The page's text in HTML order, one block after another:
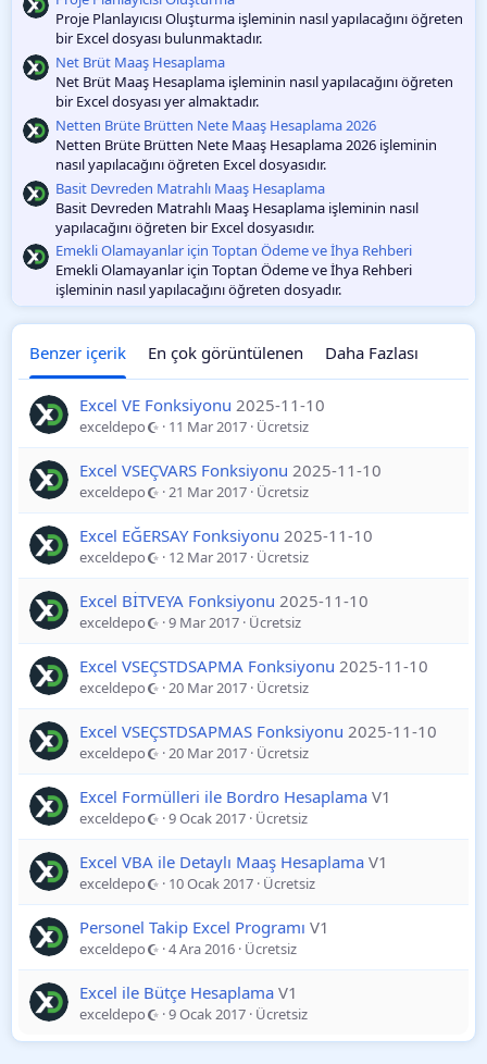
y
l
a
m
a
Proje Planlayıcısı Oluşturma işleminin nasıl yapılacağını öğreten
bir Excel dosyası bulunmaktadır.
Net Brüt Maaş Hesaplama
Net Brüt Maaş Hesaplama işleminin nasıl yapılacağını öğreten
bir Excel dosyası yer almaktadır.
Netten Brüte Brütten Nete Maaş Hesaplama 2026
Netten Brüte Brütten Nete Maaş Hesaplama 2026 işleminin
nasıl yapılacağını öğreten Excel dosyasıdır.
Basit Devreden Matrahlı Maaş Hesaplama
Basit Devreden Matrahlı Maaş Hesaplama işleminin nasıl
yapılacağını öğreten bir Excel dosyasıdır.
Emekli Olamayanlar için Toptan Ödeme ve İhya Rehberi
Emekli Olamayanlar için Toptan Ödeme ve İhya Rehberi
işleminin nasıl yapılacağını öğreten dosyadır.
Benzer içerik En çok görüntülenen Daha Fazlası
Excel VE Fonksiyonu 2025-11-10
exceldepo 11 Mar 2017 Ücretsiz
Excel VSEÇVARS Fonksiyonu 2025-11-10
exceldepo 21 Mar 2017 Ücretsiz
Excel EĞERSAY Fonksiyonu 2025-11-10
exceldepo 12 Mar 2017 Ücretsiz
Excel BİTVEYA Fonksiyonu 2025-11-10
exceldepo 9 Mar 2017 Ücretsiz
Excel VSEÇSTDSAPMA Fonksiyonu 2025-11-10
exceldepo 20 Mar 2017 Ücretsiz
Excel VSEÇSTDSAPMAS Fonksiyonu 2025-11-10
exceldepo 20 Mar 2017 Ücretsiz
Excel Formülleri ile Bordro Hesaplama V1
exceldepo 9 Ocak 2017 Ücretsiz
Excel VBA ile Detaylı Maaş Hesaplama V1
exceldepo 10 Ocak 2017 Ücretsiz
Personel Takip Excel Programı V1
exceldepo 4 Ara 2016 Ücretsiz
Excel ile Bütçe Hesaplama V1
exceldepo 9 Ocak 2017 Ücretsiz